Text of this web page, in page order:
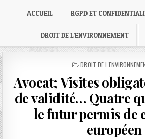
ACCUEIL RGPD ET
DROIT DE L’ENVIRONNEMENT
POSTED
DROIT DE
Avocat; Visites
de validité… Quatre
le futur permis de
européen